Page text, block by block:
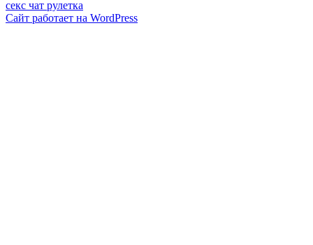
секс чат рулетка
Сайт работает на WordPress